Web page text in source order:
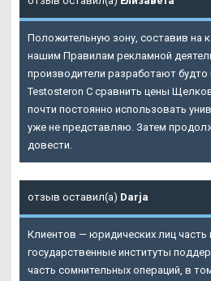
Положительную зону, составив на
нашим Правилам рекламной
производители разработают будто
Testosteron C сравнить цены
почти постоянно использовать
уже не представляю. Затем
довести.
отзыв оставил(а) Darja
Клиентов — юридических лиц часть
государственные институты
часть сомнительных операций, в